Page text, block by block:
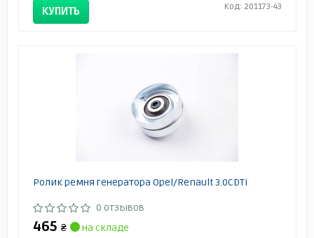
КУПИТЬ Код: 201173-43
Ролик ремня генератора Opel/Renault 3.0CDTi
0 отзывов
465 ₴
на складе